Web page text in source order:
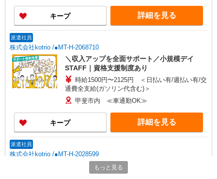
キープ 詳細を見る
派遣社員
株式会社kotrio /●MT-H-2068710
＼収入アップを全面サポート／小規模デイ
STAFF｜資格支援制度あり
時給1500円〜2125円 ＜日払い有/週払い有/交
通費全支給(ガソリン代含む)＞
甲斐市内 ≪車通勤OK≫
キープ 詳細を見る
派遣社員
株式会社kotrio /●MT-H-2028599
≪甲斐市≫日勤のみ＆残業ナシ！お迎えに間に
合うデイサービス
もっと見る